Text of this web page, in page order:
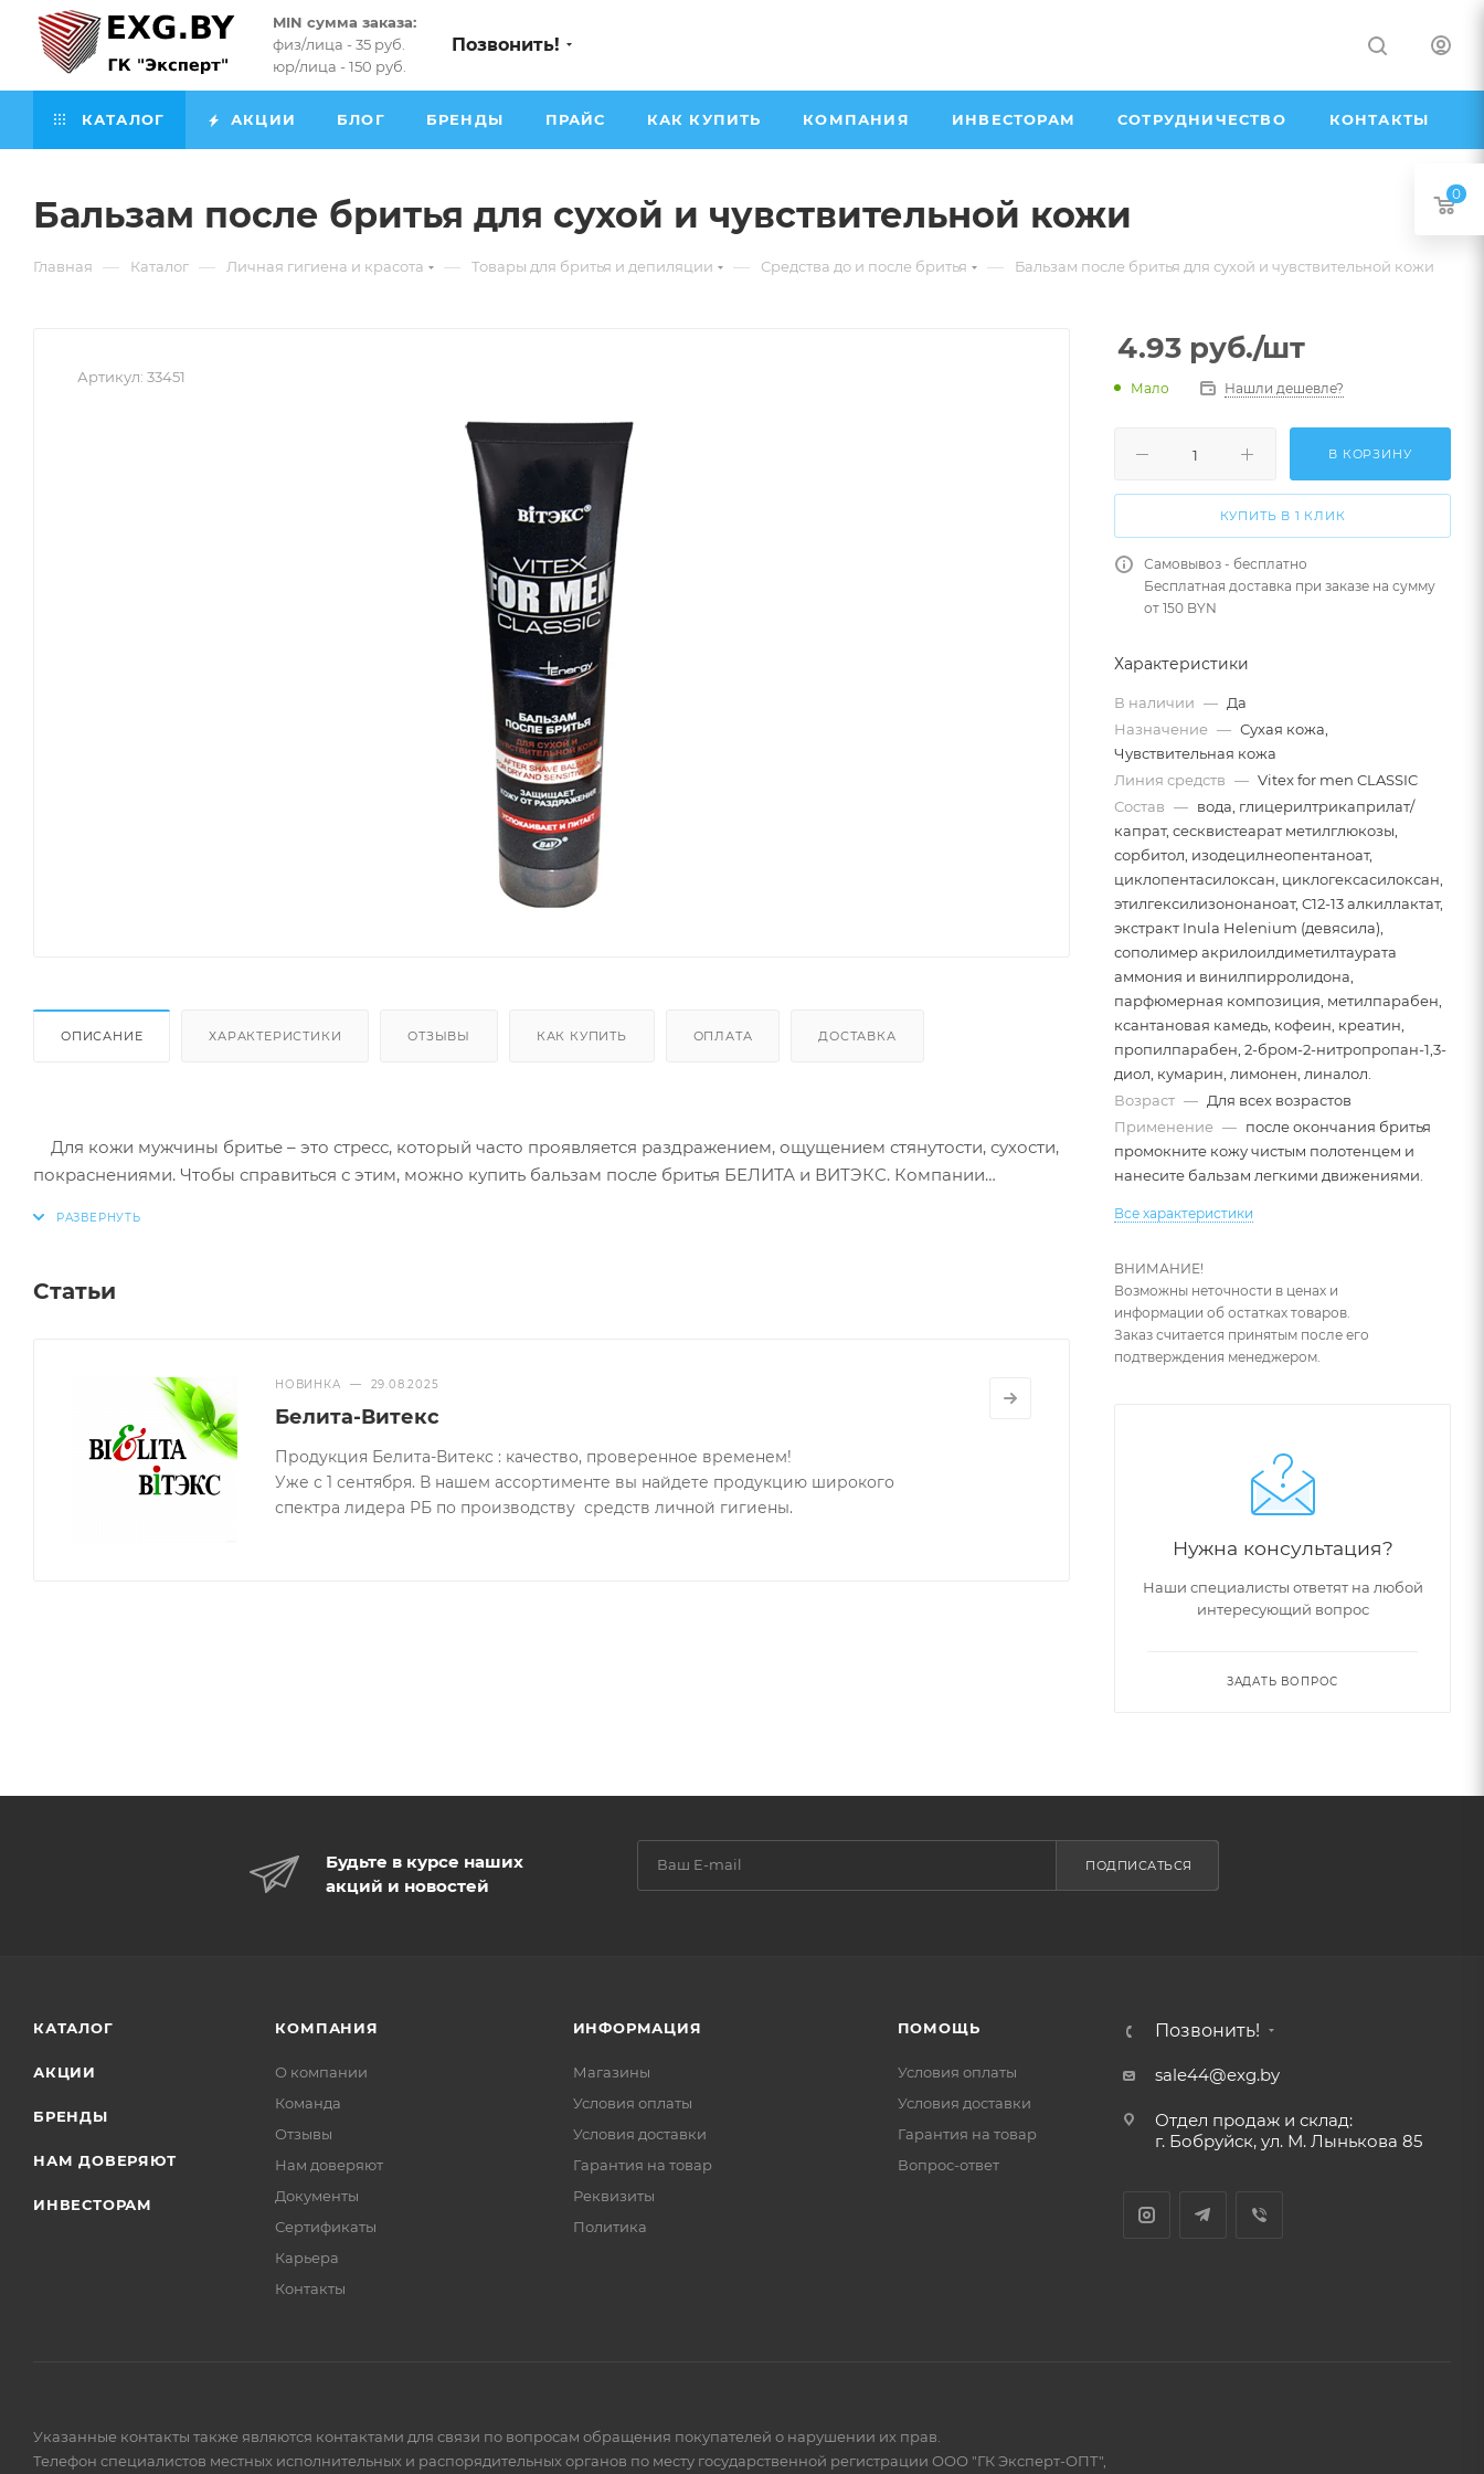
MIN сумма заказа:
физ/лица - 35 руб.
юр/лица - 150 руб.
Позвонить!
КАТАЛОГ АКЦИИ БЛОГ БРЕНДЫ ПРАЙС КАК КУПИТЬ КОМПАНИЯ ИНВЕСТОРАМ СОТРУДНИЧЕСТВО КОНТАКТЫ
Бальзам после бритья для сухой и чувствительной кожи
Главная — Каталог — Личная гигиена и красота — Товары для бритья и депиляции — Средства до и после бритья — Бальзам после бритья для сухой и чувствительной кожи
Артикул: 33451
ОПИСАНИЕ ХАРАКТЕРИСТИКИ ОТЗЫВЫ КАК КУПИТЬ ОПЛАТА ДОСТАВКА
Для кожи мужчины бритье – это стресс, который часто проявляется раздражением, ощущением стянутости, сухости,
покраснениями. Чтобы справиться с этим, можно купить бальзам после бритья БЕЛИТА и ВИТЭКС. Компании
Belita-shop.by предлагает большой выбор качественной белорусской косметики по доступной цене. Мы доставляем
товары по всей Беларуси.
Статьи
НОВИНКА — 29.08.2025
Белита-Витекс
Продукция Белита-Витекс : качество, проверенное временем!
Уже с 1 сентября. В нашем ассортименте вы найдете продукцию широкого
спектра лидера РБ по производству средств личной гигиены.
4.93 руб./шт
Мало Нашли дешевле?
В КОРЗИНУ
КУПИТЬ В 1 КЛИК
Самовывоз - бесплатно
Бесплатная доставка при заказе на сумму
от 150 BYN
Характеристики
В наличии — Да
Назначение — Сухая кожа,
Чувствительная кожа
Линия средств — Vitex for men CLASSIC
Состав — вода, глицерилтрикаприлат/
капрат, сесквистеарат метилглюкозы,
сорбитол, изодецилнеопентаноат,
циклопентасилоксан, циклогексасилоксан,
этилгексилизононаноат, C12-13 алкиллактат,
экстракт Inula Helenium (девясила),
сополимер акрилоилдиметилтаурата
аммония и винилпирролидона,
парфюмерная композиция, метилпарабен,
ксантановая камедь, кофеин, креатин,
пропилпарабен, 2-бром-2-нитропропан-1,3-
диол, кумарин, лимонен, линалол.
Возраст — Для всех возрастов
Применение — после окончания бритья
промокните кожу чистым полотенцем и
нанесите бальзам легкими движениями.
Все характеристики
ВНИМАНИЕ!
Возможны неточности в ценах и
информации об остатках товаров.
Заказ считается принятым после его
подтверждения менеджером.
Нужна консультация?
Наши специалисты ответят на любой
интересующий вопрос
ЗАДАТЬ ВОПРОС
Будьте в курсе наших
акций и новостей
ПОДПИСАТЬСЯ
КАТАЛОГ
АКЦИИ
БРЕНДЫ
НАМ ДОВЕРЯЮТ
ИНВЕСТОРАМ
КОМПАНИЯ
О компании
Команда
Отзывы
Нам доверяют
Документы
Сертификаты
Карьера
Контакты
ИНФОРМАЦИЯ
Магазины
Условия оплаты
Условия доставки
Гарантия на товар
Реквизиты
Политика
ПОМОЩЬ
Условия оплаты
Условия доставки
Гарантия на товар
Вопрос-ответ
Позвонить!
sale44@exg.by
Отдел продаж и склад:
г. Бобруйск, ул. М. Лынькова 85
Указанные контакты также являются контактами для связи по вопросам обращения покупателей о нарушении их прав.
Телефон специалистов местных исполнительных и распорядительных органов по месту государственной регистрации ООО "ГК Эксперт-ОПТ",
0